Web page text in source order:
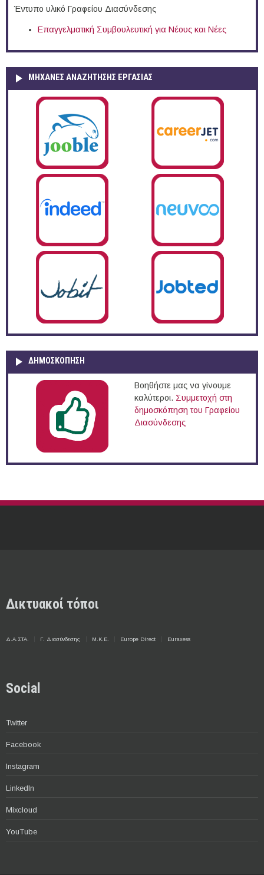
Έντυπο υλικό Γραφείου Διασύνδεσης
Επαγγελματική Συμβουλευτική για Νέους και Νέες
ΜΗΧΑΝΕΣ ΑΝΑΖΗΤΗΣΗΣ ΕΡΓΑΣΙΑΣ
ΔΗΜΟΣΚΌΠΗΣΗ
Βοηθήστε μας να γίνουμε
καλύτεροι. Συμμετοχή στη
δημοσκόπηση του Γραφείου
Διασύνδεσης
Δικτυακοί τόποι
Δ.Α.ΣΤΑ. Γ. Διασύνδεσης Μ.Κ.Ε. Europe Direct Euraxess
Social
Twitter
Facebook
Instagram
LinkedIn
Mixcloud
YouTube